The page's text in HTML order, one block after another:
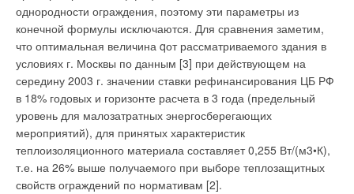
однородности ограждения, поэтому эти параметры из
конечной формулы исключаются. Для сравнения заметим,
что оптимальная величина qот рассматриваемого здания в
условиях г. Москвы по данным [3] при действующем на
середину 2003 г. значении ставки рефинансирования ЦБ РФ
в 18% годовых и горизонте расчета в 3 года (предельный
уровень для малозатратных энергосберегающих
мероприятий), для принятых характеристик
теплоизоляционного материала составляет 0,255 Вт/(м3•К),
т.е. на 26% выше получаемого при выборе теплозащитных
свойств ограждений по нормативам [2].
Текст комментария
правильно спроектированной системы такого типа высока и
даже при всех открытых задвижках обеспечивает требуемую
подачу свежего, немного охлажденного воздуха во все
помещения. Если система обслуживает одно помещение,
например спальню, то благодаря запасу мощности она
может охладить воздух до любой требуемой температуры,
скажем, до 16°С, что может быть оправданным, если человек
любит или должен по медицинским показаниям спать в
прохладе. Что касается воздухораспределителей, то их
стандартные образцы почти никогда не вписываются в
авторский дизайн, и в любом случае их надо разрабатывать